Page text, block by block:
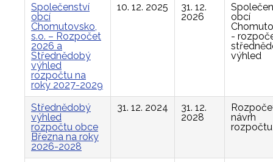
Společenství
obcí
Chomutovsko,
s.o. – Rozpočet
2026 a
Střednědobý
výhled
rozpočtu na
roky 2027-2029
10. 12. 2025
31. 12.
2026
obcí
-
výhled
Střednědobý
výhled
rozpočtu obce
Března na roky
2026-2028
31. 12. 2024
31. 12.
2028
návrh
rozpočtu